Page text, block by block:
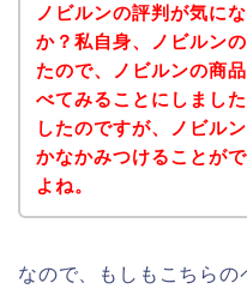
ノビルンの評判が気に
か？私自身、ノビルン
たので、ノビルンの商
べてみることにしまし
したのですが、ノビル
かなかみつけることが
よね。
なので、もしもこちらの